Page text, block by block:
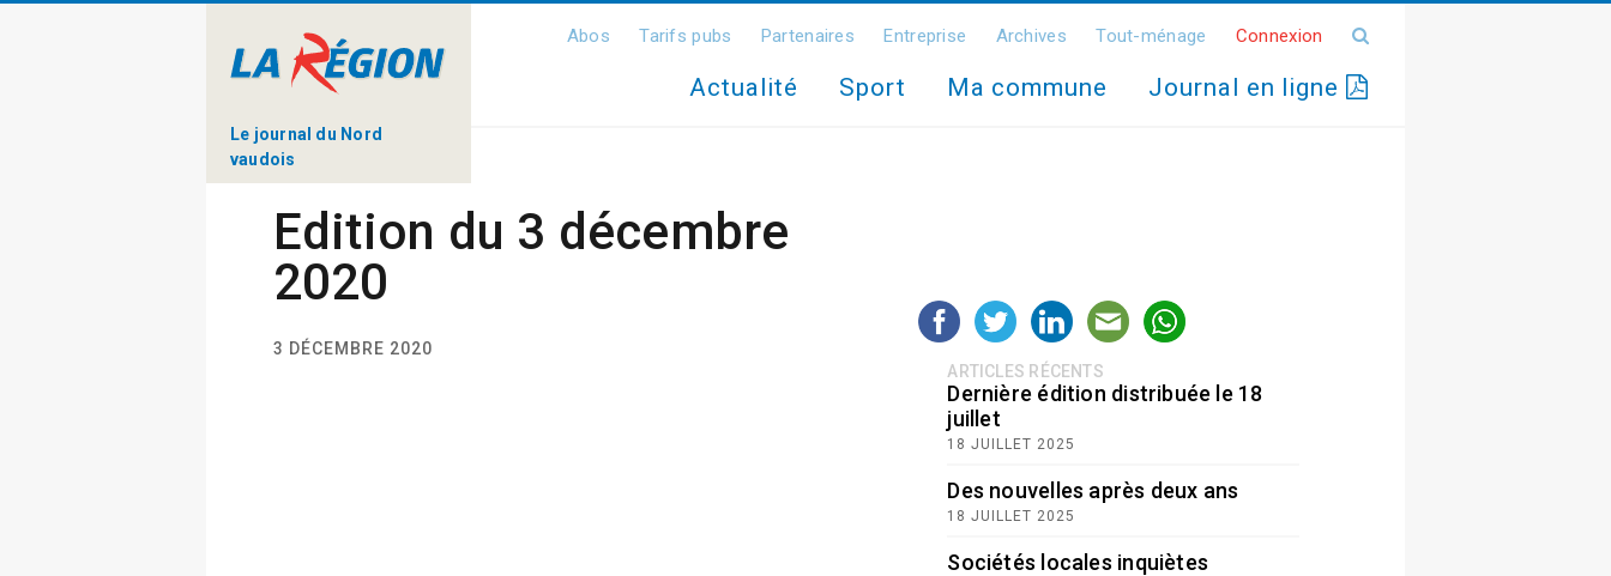
Le journal du Nord
vaudois
Abos Tarifs pubs Partenaires Entreprise Archives Tout-ménage Connexion
Actualité Sport Ma commune Journal en ligne
Edition du 3 décembre
2020
3 DÉCEMBRE 2020
ARTICLES RÉCENTS
Dernière édition distribuée le 18
juillet
18 JUILLET 2025
Des nouvelles après deux ans
18 JUILLET 2025
Sociétés locales inquiètes